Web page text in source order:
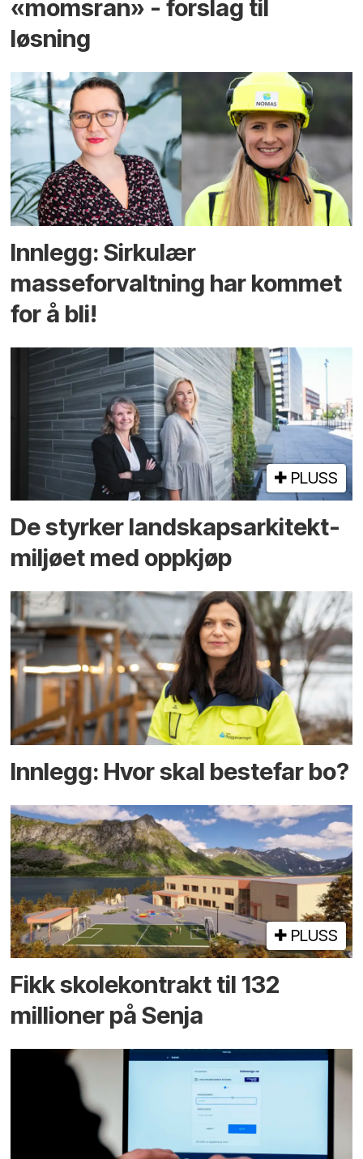
«momsran» - forslag til
løsning
Innlegg: Sirkulær
masseforvaltning har kommet
for å bli!
PLUSS
De styrker landskaps­arkitekt­
miljøet med oppkjøp
Innlegg: Hvor skal bestefar bo?
PLUSS
Fikk skole­kontrakt til 132
millioner på Senja